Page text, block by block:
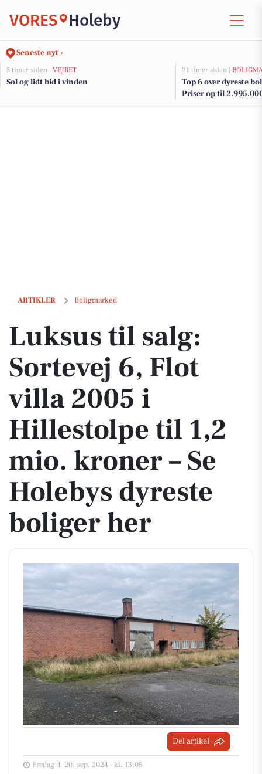
VORES Holeby
Seneste nyt ›
5 timer siden | VEJRET
Sol og lidt bid i vinden
21 timer siden |
Top 6 over dyreste
Priser op til
ARTIKLER Boligmarked
Luksus til salg: Sortevej 6, Flot villa 2005 i Hillestolpe til 1,2 mio.
Luksus til salg:
Sortevej 6, Flot
villa 2005 i
Hillestolpe til 1,2
mio. kroner – Se
Holebys dyreste
boliger her
Del artikel
Fredag d. 20. sep. 2024 - kl. 13:05